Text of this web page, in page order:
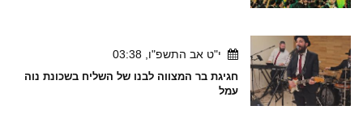
י"ט אב התשפ"ו, 03:38
חגיגת בר המצווה לבנו של השליח בשכונת נוה
עמל